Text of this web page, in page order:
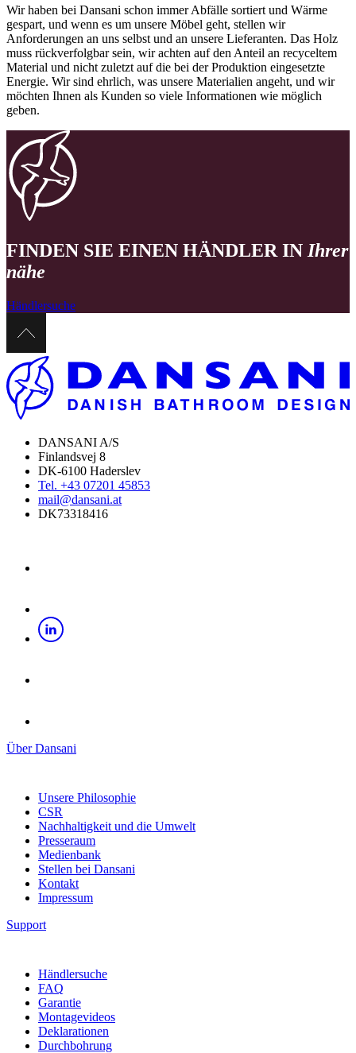
Wir haben bei Dansani schon immer Abfälle sortiert und Wärme
gespart, und wenn es um unsere Möbel geht, stellen wir
Anforderungen an uns selbst und an unsere Lieferanten. Das Holz
muss rückverfolgbar sein, wir achten auf den Anteil an recyceltem
Material und nicht zuletzt auf die bei der Produktion eingesetzte
Energie. Wir sind ehrlich, was unsere Materialien angeht, und wir
möchten Ihnen als Kunden so viele Informationen wie möglich
geben.
FINDEN SIE EINEN HÄNDLER IN Ihrer
nähe
Händlersuche
DANSANI A/S
Finlandsvej 8
DK-6100 Haderslev
Tel. +43 07201 45853
mail@dansani.at
DK73318416
Über Dansani
Unsere Philosophie
CSR
Nachhaltigkeit und die Umwelt
Presseraum
Medienbank
Stellen bei Dansani
Kontakt
Impressum
Support
Händlersuche
FAQ
Garantie
Montagevideos
Deklarationen
Durchbohrung